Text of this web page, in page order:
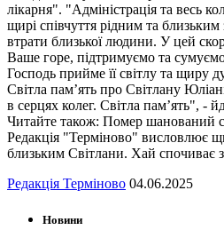
лікарня". "Адміністрація та весь
щирі співчуття рідним та
втрати близької людини. У цей
Ваше горе, підтримуємо та
Господь прийме її світлу та щиру
Світла пам’ять про Світлану
в серцях колег. Світла пам’ять", -
Читайте також: Помер шанований
Редакція "Терміново" висловлює
близьким Світлани. Хай спочиває
Редакція Терміново 04.06.2025
Новини